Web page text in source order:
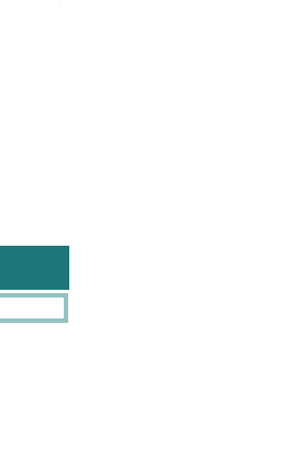
Price
CHF 48.00